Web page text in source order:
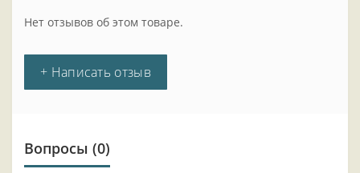
Нет отзывов об этом товаре.
+ Написать отзыв
Вопросы (0)